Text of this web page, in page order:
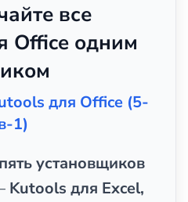
все
Office одним
для Office (5-
1)
пять установщиков
Kutools для Excel,